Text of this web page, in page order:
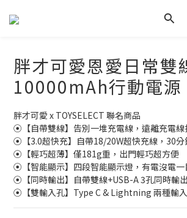
胖才可愛恩愛日常雙
10000mAh行動電源
胖才可愛 x TOYSELECT 聯名商品
⦿【自帶雙線】告別一堆充電線，遠離充電線
⦿【3.0超快充】自帶18/20W超快充線，30
⦿【輕巧超薄】僅181g重，出門輕巧超方便
⦿【智能顯示】四段智能顯示燈，有電沒電一
⦿【同時輸出】自帶雙線+USB-A 3孔同時輸
⦿【雙輸入孔】Type C & Lightning 兩種輸